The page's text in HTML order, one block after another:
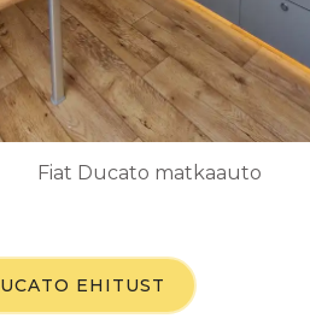
Fiat Ducato matkaauto
EHITUST